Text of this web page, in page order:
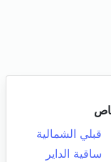
قبلي الشمالية
ساقية الداير